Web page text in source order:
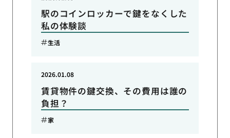
駅のコインロッカーで鍵をなくした
私の体験談
生活
賃貸物件の鍵交換、その費用は誰の
負担？
2026.01.08
家